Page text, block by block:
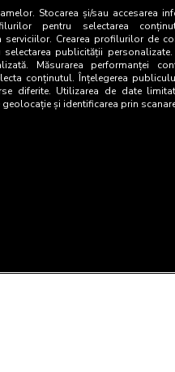
Stocarea și/sau accesarea
pentru selectarea
serviciilor. Crearea profilurilor de
publicității
Măsurarea performanței
conținutul. Înțelegerea
diferite. Utilizarea de date
și identificarea prin